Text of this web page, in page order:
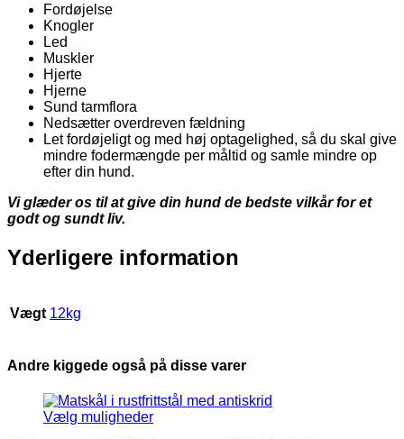
Fordøjelse
Knogler
Led
Muskler
Hjerte
Hjerne
Sund tarmflora
Nedsætter overdreven fældning
Let fordøjeligt og med høj optagelighed, så du skal give
mindre fodermængde per måltid og samle mindre op
efter din hund.
Vi glæder os til at give din hund de bedste vilkår for et
godt og sundt liv.
Yderligere information
Vægt 12kg
Andre kiggede også på disse varer
Vælg muligheder